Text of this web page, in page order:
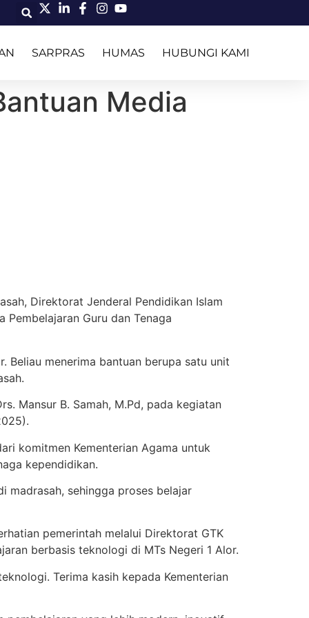
SARPRAS HUMAS HUBUNGI KAMI
Media
Direktorat Jenderal Pendidikan Islam
Pembelajaran Guru dan Tenaga
Beliau menerima bantuan berupa satu unit
Mansur B. Samah, M.Pd, pada kegiatan
komitmen Kementerian Agama untuk
kependidikan.
madrasah, sehingga proses belajar
pemerintah melalui Direktorat GTK
berbasis teknologi di MTs Negeri 1 Alor.
Terima kasih kepada Kementerian